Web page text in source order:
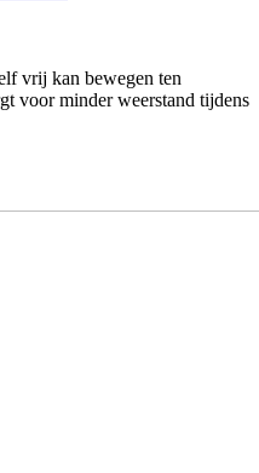
vrij kan bewegen ten
voor minder weerstand tijdens